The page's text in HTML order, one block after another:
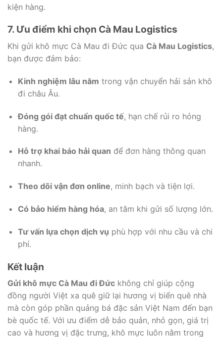
kiện hàng.
7. Ưu điểm khi chọn Cà Mau Logistics
Khi gửi khô mực Cà Mau đi Đức qua Cà Mau Logistics,
bạn được đảm bảo:
Kinh nghiệm lâu năm trong vận chuyển hải sản khô
đi châu Âu.
Đóng gói đạt chuẩn quốc tế, hạn chế rủi ro hỏng
hàng.
Hỗ trợ khai báo hải quan để đơn hàng thông quan
nhanh.
Theo dõi vận đơn online, minh bạch và tiện lợi.
Có bảo hiểm hàng hóa, an tâm khi gửi số lượng lớn.
Tư vấn lựa chọn dịch vụ phù hợp với nhu cầu và chi
phí.
Kết luận
Gửi khô mực Cà Mau đi Đức không chỉ giúp cộng
đồng người Việt xa quê giữ lại hương vị biển quê nhà
mà còn góp phần quảng bá đặc sản Việt Nam đến bạn
bè quốc tế. Với ưu điểm dễ bảo quản, nhỏ gọn, giá trị
cao và hương vị đặc trưng, khô mực luôn nằm trong